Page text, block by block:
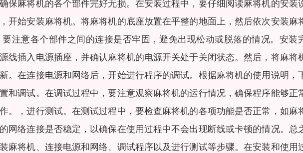
保麻将机的各个部件完好无损。在安装过程中，要仔细阅读麻将机的安装
开始安装麻将机。将麻将机的底座放置在平整的地面上，然后依次安装麻
注意各个部件之间的连接是否牢固，避免出现松动或脱落的情况。安装
线插入电源插座，并确认麻将机的电源开关处于关闭状态。然后，将麻将
。在连接电源和网络后，开始进行程序的调试。根据麻将机的使用说明，
和调试。在调试过程中，要注意观察麻将机的运行情况，确保程序能够正
。，进行测试。在测试过程中，要检查麻将机的各项功能是否正常，如麻
网络连接是否稳定，以确保在使用过程中不会出现断线或卡顿的情况。总
麻将机、连接电源和网络、调试程序以及进行测试等步骤。在安装和使用